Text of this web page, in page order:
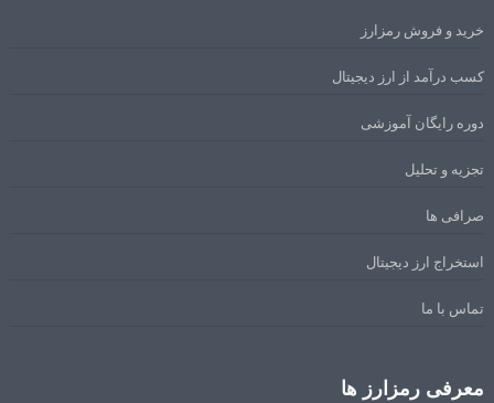
خرید و فروش رمزارز
کسب درآمد از ارز دیجیتال
دوره رایگان آموزشی
تجزیه و تحلیل
صرافی ها
استخراج ارز دیجیتال
تماس با ما
معرفی رمزارز ها